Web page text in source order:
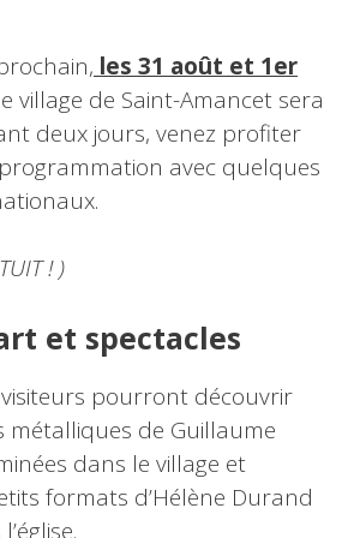
les 31 août et 1er
village de Saint-Amancet sera
deux jours, venez profiter
avec quelques
! )
et spectacles
visiteurs pourront découvrir
métalliques de Guillaume
dans le village et
formats d’Hélène Durand